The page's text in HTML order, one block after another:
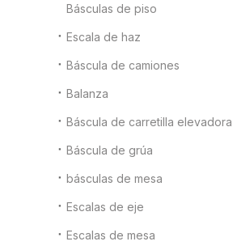
Básculas de piso
Escala de haz
Báscula de camiones
Balanza
Báscula de carretilla elevadora
Báscula de grúa
básculas de mesa
Escalas de eje
Escalas de mesa